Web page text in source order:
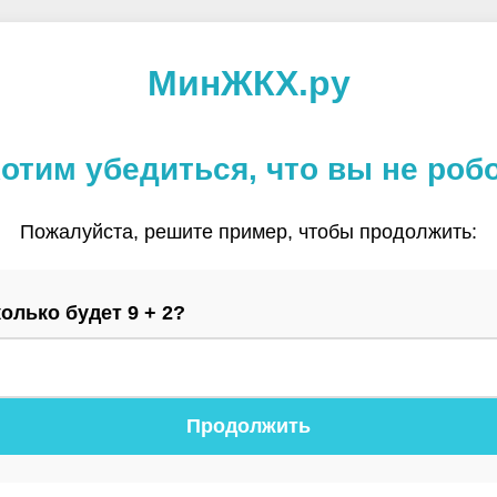
МинЖКХ.ру
убедиться, что вы не
Пожалуйста, решите пример, чтобы продолжить:
будет 9 + 2?
Продолжить